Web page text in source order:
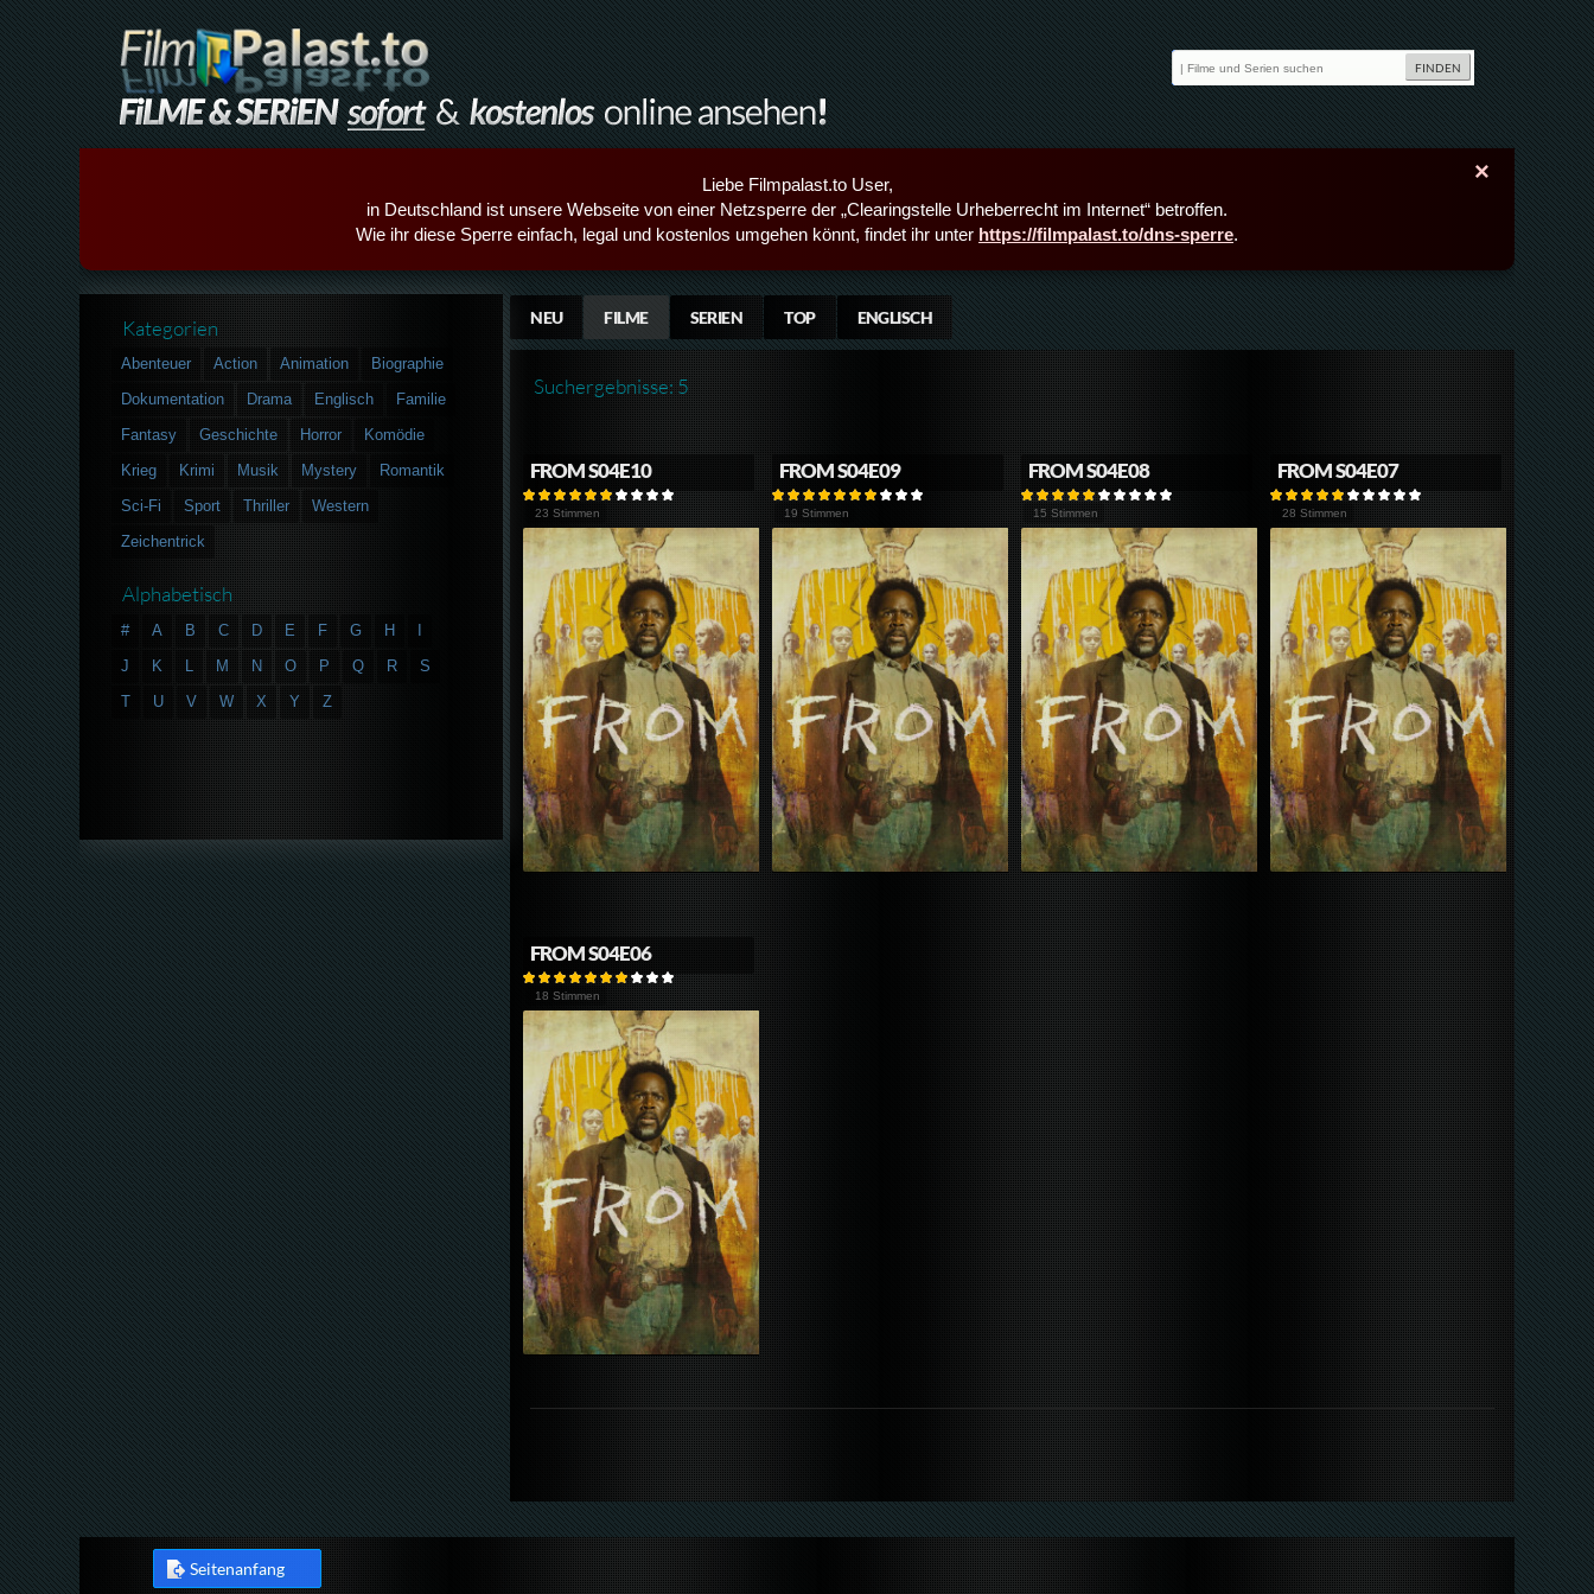
×
Liebe Filmpalast.to User,
in Deutschland ist unsere Webseite von einer Netzsperre der „Clearingstelle Urheberrecht im Internet“ betroffen.
Wie ihr diese Sperre einfach, legal und kostenlos umgehen könnt, findet ihr unter https://filmpalast.to/dns-sperre.
NEU FILME SERIEN TOP ENGLISCH
Suchergebnisse: 5
FROM S04E10
23 Stimmen
FROM S04E09
19 Stimmen
FROM S04E08
15 Stimmen
FROM S04E07
28 Stimmen
FROM S04E06
18 Stimmen
Kategorien
Abenteuer Action Animation
Biographie
Dokumentation
Drama Englisch
Familie
Fantasy
Geschichte Horror
Komödie
Krieg
Krimi Musik Mystery
Romantik
Sci-Fi
Sport Thriller
Western
Zeichentrick
Alphabetisch
# A B C D E F G H
J
K L M N O P Q R
S
T
U V W X Y Z
Seitenanfang